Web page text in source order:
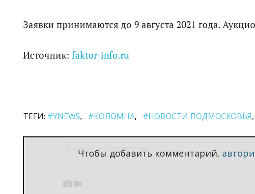
Заявки принимаются до 9 августа 2021 года.
Источник: faktor-info.ru
ТЕГИ: #YNEWS #КОЛОМНА #НОВОСТИ ПОДМОСКОВЬЯ
Чтобы добавить комментарий,
 